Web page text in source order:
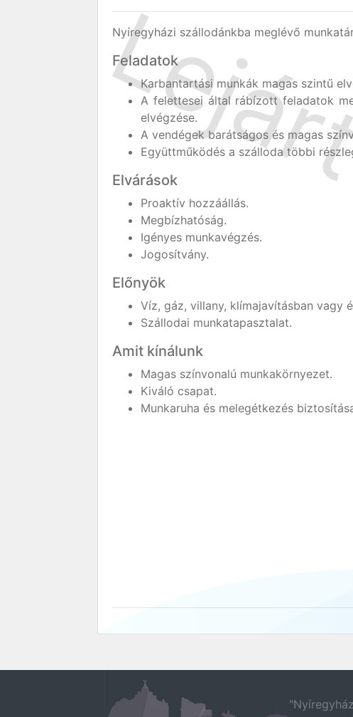
Nyíregyházi szállodánkba meglévő
Feladatok
Karbantartási munkák magas szintű
A felettesei által rábízott feladatok
elvégzése.
A vendégek barátságos és magas
Együttműködés a szálloda többi
Elvárások
Proaktív hozzáállás.
Megbízhatóság.
Igényes munkavégzés.
Jogosítvány.
Előnyök
Víz, gáz, villany, klímajavításban vagy
Szállodai munkatapasztalat.
Amit kínálunk
Magas színvonalú munkakörnyezet.
Kiváló csapat.
Munkaruha és melegétkezés